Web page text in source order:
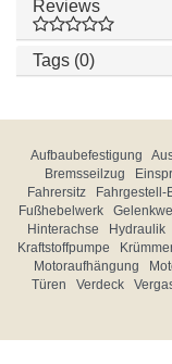
Reviews
Tags (0)
Aufbaubefestigung
Bremsseilzug
Fahrersitz
Fahrgestell-
Fußhebelwerk
Hinterachse
Hydraulik
Kraftstoffpumpe
Motoraufhängung
Türen
Verdeck